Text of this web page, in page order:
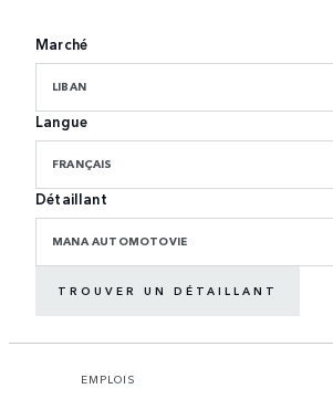
Marché
LIBAN
Langue
FRANÇAIS
Détaillant
MANA AUTOMOTOVIE
TROUVER UN DÉTAILLANT
EMPLOIS